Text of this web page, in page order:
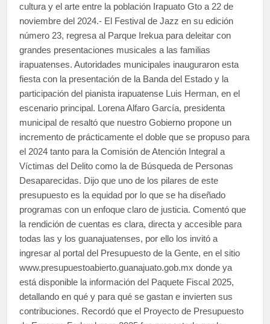
cultura y el arte entre la población Irapuato Gto a 22 de
noviembre del 2024.- El Festival de Jazz en su edición
número 23, regresa al Parque Irekua para deleitar con
grandes presentaciones musicales a las familias
irapuatenses. Autoridades municipales inauguraron esta
fiesta con la presentación de la Banda del Estado y la
participación del pianista irapuatense Luis Herman, en el
escenario principal. Lorena Alfaro García, presidenta
municipal de resaltó que nuestro Gobierno propone un
incremento de prácticamente el doble que se propuso para
el 2024 tanto para la Comisión de Atención Integral a
Víctimas del Delito como la de Búsqueda de Personas
Desaparecidas. Dijo que uno de los pilares de este
presupuesto es la equidad por lo que se ha diseñado
programas con un enfoque claro de justicia. Comentó que
la rendición de cuentas es clara, directa y accesible para
todas las y los guanajuatenses, por ello los invitó a
ingresar al portal del Presupuesto de la Gente, en el sitio
www.presupuestoabierto.guanajuato.gob.mx donde ya
está disponible la información del Paquete Fiscal 2025,
detallando en qué y para qué se gastan e invierten sus
contribuciones. Recordó que el Proyecto de Presupuesto